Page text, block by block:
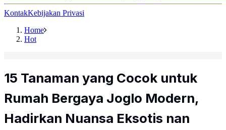
KontakKebijakan Privasi
Home
Hot
15 Tanaman yang Cocok untuk
Rumah Bergaya Joglo Modern,
Hadirkan Nuansa Eksotis nan